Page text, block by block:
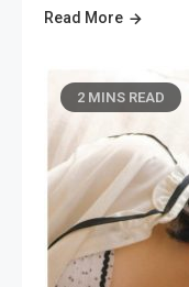
Read More
2 MINS READ